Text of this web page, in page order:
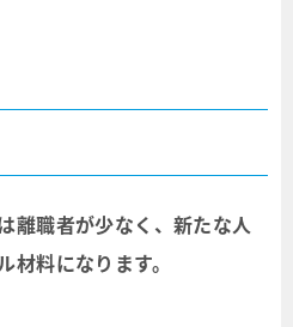
離職者が少なく、新たな人
料になります。